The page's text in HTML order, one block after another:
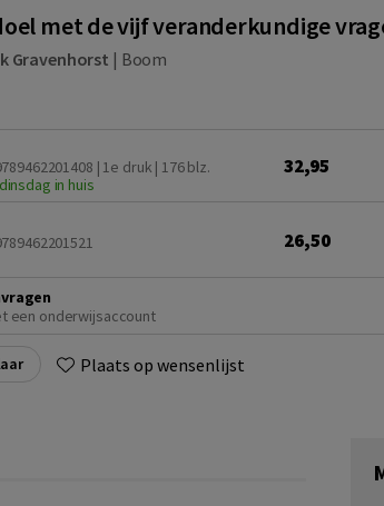
met de vijf veranderkundige
Gravenhorst | Boom
| 1e druk | 176 blz.
in huis
32,95
26,50
een onderwijsaccount
Plaats op wensenlijst